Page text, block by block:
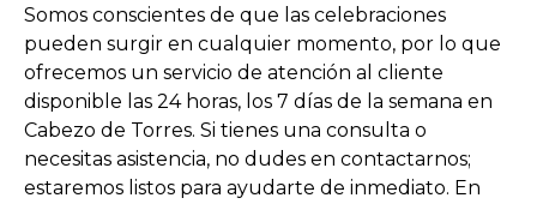
Somos conscientes de que las celebraciones
pueden surgir en cualquier momento, por lo que
ofrecemos un servicio de atención al cliente
disponible las 24 horas, los 7 días de la semana en
Cabezo de Torres. Si tienes una consulta o
necesitas asistencia, no dudes en contactarnos;
estaremos listos para ayudarte de inmediato. En